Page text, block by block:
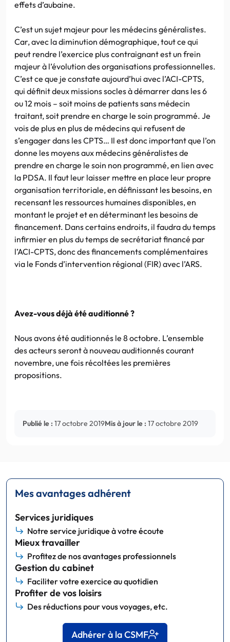
effets d’aubaine.
C’est un sujet majeur pour les médecins généralistes.
Car, avec la diminution démographique, tout ce qui
peut rendre l’exercice plus contraignant est un frein
majeur à l’évolution des organisations professionnelles.
C’est ce que je constate aujourd’hui avec l’ACI-CPTS,
qui définit deux missions socles à démarrer dans les 6
ou 12 mois – soit moins de patients sans médecin
traitant, soit prendre en charge le soin programmé. Je
vois de plus en plus de médecins qui refusent de
s’engager dans les CPTS… Il est donc important que l’on
donne les moyens aux médecins généralistes de
prendre en charge le soin non programmé, en lien avec
la PDSA. Il faut leur laisser mettre en place leur propre
organisation territoriale, en définissant les besoins, en
recensant les ressources humaines disponibles, en
montant le projet et en déterminant les besoins de
financement. Dans certains endroits, il faudra du temps
infirmier en plus du temps de secrétariat financé par
l’ACI-CPTS, donc des financements complémentaires
via le Fonds d’intervention régional (FIR) avec l’ARS.
Avez-vous déjà été auditionné ?
Nous avons été auditionnés le 8 octobre. L’ensemble
des acteurs seront à nouveau auditionnés courant
novembre, une fois récoltées les premières
propositions.
Publié le : 17 octobre 2019Mis à jour le : 17 octobre 2019
Mes avantages adhérent
Services juridiques
Notre service juridique à votre écoute
Mieux travailler
Profitez de nos avantages professionnels
Gestion du cabinet
Faciliter votre exercice au quotidien
Profiter de vos loisirs
Des réductions pour vous voyages, etc.
Adhérer à la CSMF